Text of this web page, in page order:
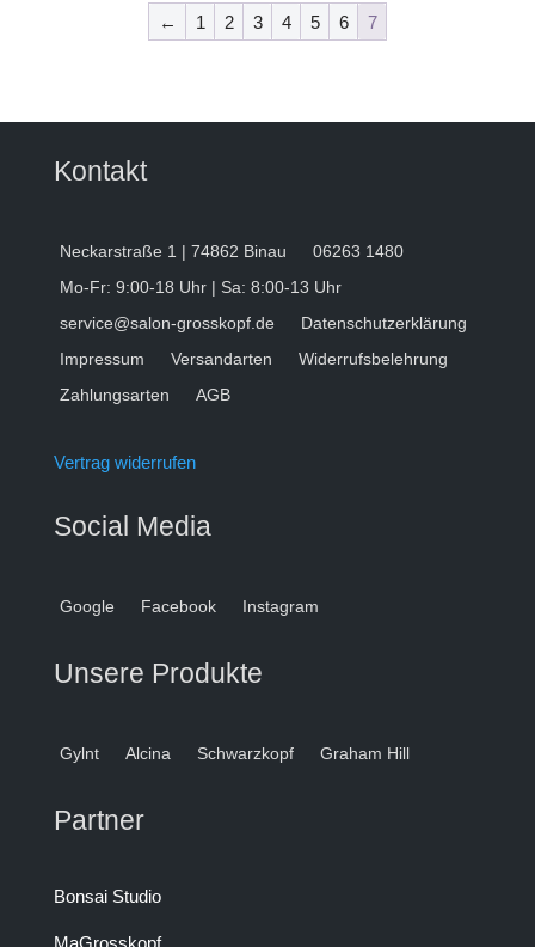
← 1 2 3 4 5 6 7
Kontakt
Neckarstraße 1 | 74862 Binau
06263 1480
Mo-Fr: 9:00-18 Uhr | Sa: 8:00-13 Uhr
service@salon-grosskopf.de
Datenschutzerklärung
Impressum
Versandarten
Widerrufsbelehrung
Zahlungsarten
AGB
Vertrag widerrufen
Social Media
Google Facebook Instagram
Unsere Produkte
Gylnt Alcina Schwarzkopf Graham Hill
Partner
Bonsai Studio